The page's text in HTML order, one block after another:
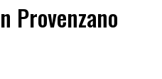
Provenzano